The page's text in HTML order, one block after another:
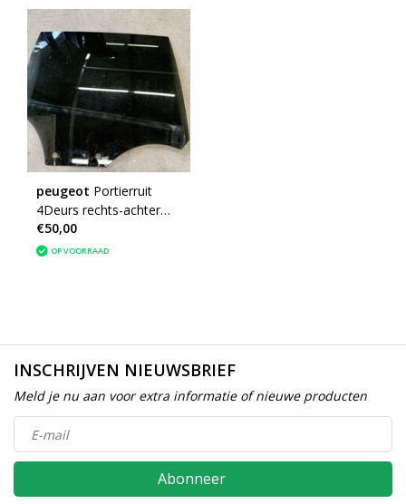
peugeot Portierruit
4Deurs rechts-achter
met artikelnummer
9823170280 Peugeot
€50,00
OP VOORRAAD
INSCHRIJVEN NIEUWSBRIEF
Meld je nu aan voor extra informatie of nieuwe producten
Abonneer